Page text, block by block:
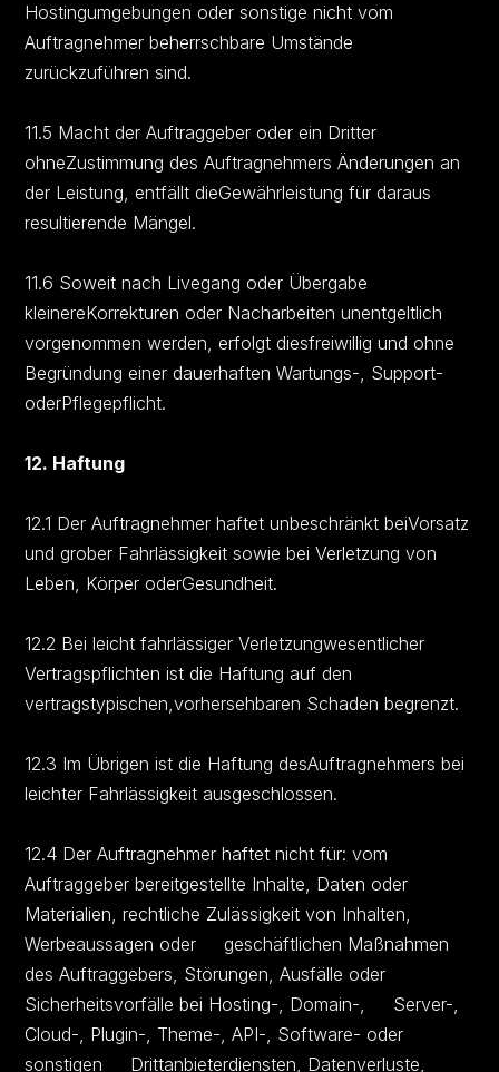
Hostingumgebungen oder sonstige nicht vom
Auftragnehmer beherrschbare Umstände
zurückzuführen sind.
11.5 Macht der Auftraggeber oder ein Dritter
ohneZustimmung des Auftragnehmers Änderungen an
der Leistung, entfällt dieGewährleistung für daraus
resultierende Mängel.
11.6 Soweit nach Livegang oder Übergabe
kleinereKorrekturen oder Nacharbeiten unentgeltlich
vorgenommen werden, erfolgt diesfreiwillig und ohne
Begründung einer dauerhaften Wartungs-, Support-
oderPflegepflicht.
12. Haftung
12.1 Der Auftragnehmer haftet unbeschränkt beiVorsatz
und grober Fahrlässigkeit sowie bei Verletzung von
Leben, Körper oderGesundheit.
12.2 Bei leicht fahrlässiger Verletzungwesentlicher
Vertragspflichten ist die Haftung auf den
vertragstypischen,vorhersehbaren Schaden begrenzt.
12.3 Im Übrigen ist die Haftung desAuftragnehmers bei
leichter Fahrlässigkeit ausgeschlossen.
12.4 Der Auftragnehmer haftet nicht für: vom
Auftraggeber bereitgestellte Inhalte, Daten oder
Materialien, rechtliche Zulässigkeit von Inhalten,
Werbeaussagen oder geschäftlichen Maßnahmen
des Auftraggebers, Störungen, Ausfälle oder
Sicherheitsvorfälle bei Hosting-, Domain-, Server-,
Cloud-, Plugin-, Theme-, API-, Software- oder
sonstigen Drittanbieterdiensten, Datenverluste,